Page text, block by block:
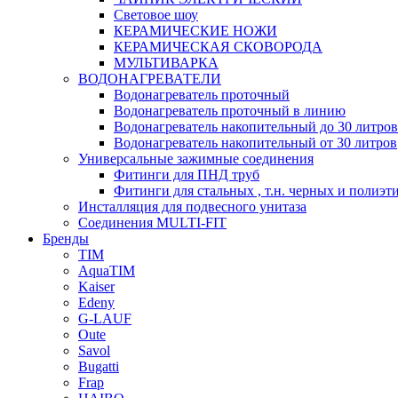
Световое шоу
КЕРАМИЧЕСКИЕ НОЖИ
КЕРАМИЧЕСКАЯ СКОВОРОДА
МУЛЬТИВАРКА
ВОДОНАГРЕВАТЕЛИ
Водонагреватель проточный
Водонагреватель проточный в линию
Водонагреватель накопительный до 30 литров
Водонагреватель накопительный от 30 литров
Универсальные зажимные соединения
Фитинги для ПНД труб
Фитинги для стальных , т.н. черных и
Инсталляция для подвесного унитаза
Соединения MULTI-FIT
Бренды
TIM
AquaTIM
Kaiser
Edeny
G-LAUF
Oute
Savol
Bugatti
Frap